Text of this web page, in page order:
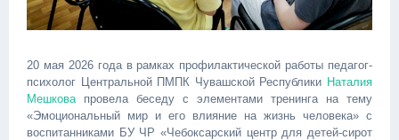
20 мая 2026 года в рамках профилактической работы педагог-
психолог Центральной ПМПК Чувашской Республики Наталия
Мешковапровела беседу с элементами тренинга на тему
«Эмоциональный мир и его влияние на жизнь человека» с
воспитанниками БУ ЧР «Чебоксарский центр для детей-сирот